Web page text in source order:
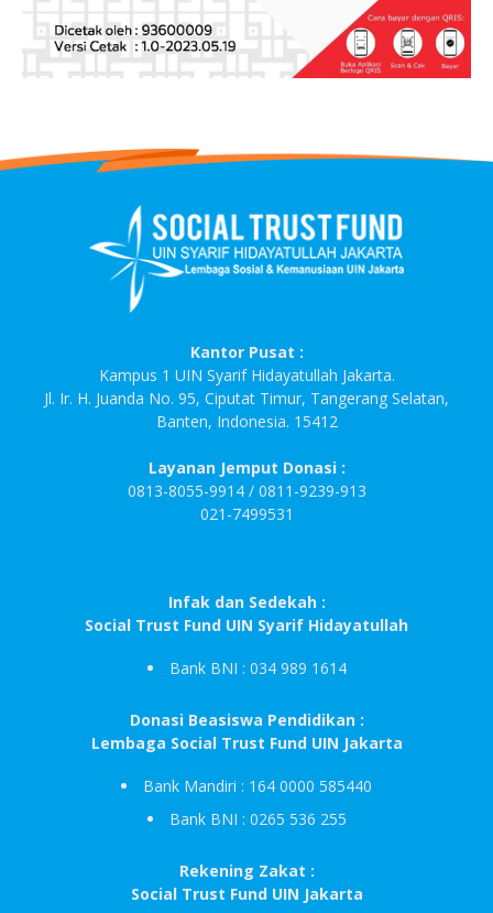
Kantor Pusat :
Kampus 1 UIN Syarif Hidayatullah Jakarta.
Jl. Ir. H. Juanda No. 95, Ciputat Timur, Tangerang Selatan,
Banten, Indonesia. 15412
Layanan Jemput Donasi :
0813-8055-9914 / 0811-9239-913
021-7499531
Infak dan Sedekah :
Social Trust Fund UIN Syarif Hidayatullah
Bank BNI : 034 989 1614
Donasi Beasiswa Pendidikan :
Lembaga Social Trust Fund UIN Jakarta
Bank Mandiri : 164 0000 585440
Bank BNI : 0265 536 255
Rekening Zakat :
Social Trust Fund UIN Jakarta